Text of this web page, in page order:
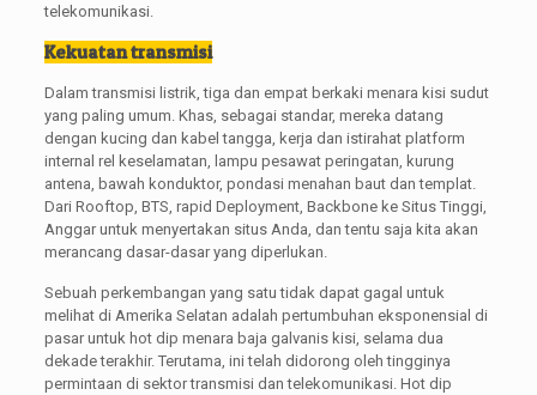
telekomunikasi.
Kekuatan transmisi
Dalam transmisi listrik, tiga dan empat berkaki menara kisi sudut
yang paling umum. Khas, sebagai standar, mereka datang
dengan kucing dan kabel tangga, kerja dan istirahat platform
internal rel keselamatan, lampu pesawat peringatan, kurung
antena, bawah konduktor, pondasi menahan baut dan templat.
Dari Rooftop, BTS, rapid Deployment, Backbone ke Situs Tinggi,
Anggar untuk menyertakan situs Anda, dan tentu saja kita akan
merancang dasar-dasar yang diperlukan.
Sebuah perkembangan yang satu tidak dapat gagal untuk
melihat di Amerika Selatan adalah pertumbuhan eksponensial di
pasar untuk hot dip menara baja galvanis kisi, selama dua
dekade terakhir. Terutama, ini telah didorong oleh tingginya
permintaan di sektor transmisi dan telekomunikasi. Hot dip